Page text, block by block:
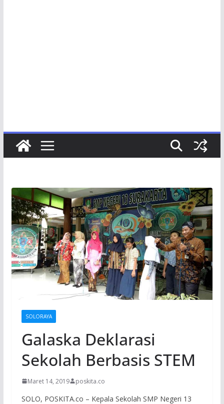
SOLORAYA
Galaska Deklarasi
Sekolah Berbasis STEM
Maret 14, 2019 poskita.co
SOLO, POSKITA.co – Kepala Sekolah SMP Negeri 13